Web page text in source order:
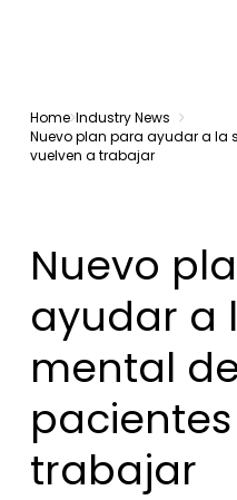
Home Industry News
Nuevo plan para ayudar a la
vuelven a trabajar
Nuevo
ayudar a
mental
trabajar